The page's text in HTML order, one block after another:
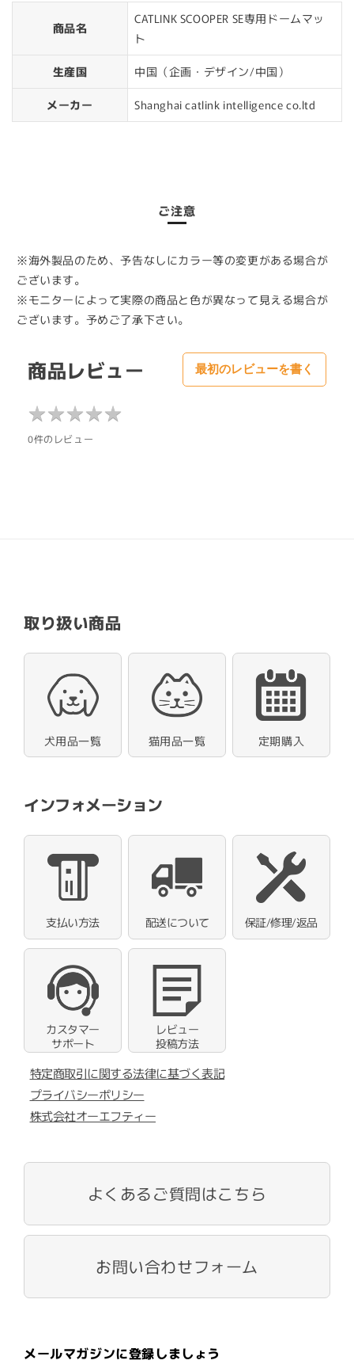
商品名
CATLINK SCOOPER SE専用ドームマッ
ト
生産国 中国（企画・デザイン/中国）
メーカー Shanghai catlink intelligence co.ltd
ご注意
※海外製品のため、予告なしにカラー等の変更がある場合が
ございます。
※モニターによって実際の商品と色が異なって見える場合が
ございます。予めご了承下さい。
商品レビュー 最初のレビューを書く
★★★★★
★★★★★
0件のレビュー
取り扱い商品
犬用品一覧 猫用品一覧 定期購入
メールマガジンに登録しましょう
インフォメーション
支払い方法 配送について 保証/修理/返品
カスタマー
サポート
レビュー
投稿方法
特定商取引に関する法律に基づく表記
プライバシーポリシー
株式会社オーエフティー
よくあるご質問はこちら
お問い合わせフォーム